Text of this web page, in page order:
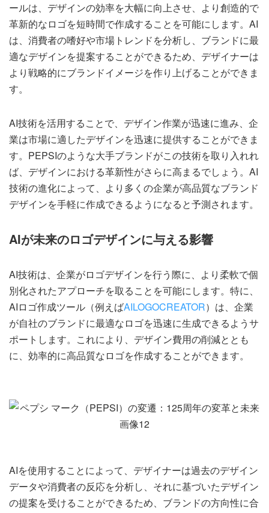
ールは、デザインの効率を大幅に向上させ、より創造的で
革新的なロゴを短時間で作成することを可能にします。AI
は、消費者の嗜好や市場トレンドを分析し、ブランドに最
適なデザインを提案することができるため、デザイナーは
より戦略的にブランドイメージを作り上げることができま
す。
AI技術を活用することで、デザイン作業が迅速に進み、企
業は市場に適したデザインを迅速に提供することができま
す。PEPSIのような大手ブランドがこの技術を取り入れれ
ば、デザインにおける革新性がさらに高まるでしょう。AI
技術の進化によって、より多くの企業が高品質なブランド
デザインを手軽に作成できるようになると予測されます。
AIが未来のロゴデザインに与える影響
AI技術は、企業がロゴデザインを行う際に、より柔軟で個
別化されたアプローチを取ることを可能にします。特に、
AIロゴ作成ツール（例えばAILOGOCREATOR）は、企業
が自社のブランドに最適なロゴを迅速に生成できるようサ
ポートします。これにより、デザイン費用の削減ととも
に、効率的に高品質なロゴを作成することができます。
AIを使用することによって、デザイナーは過去のデザイン
データや消費者の反応を分析し、それに基づいたデザイン
の提案を受けることができるため、ブランドの方向性に合